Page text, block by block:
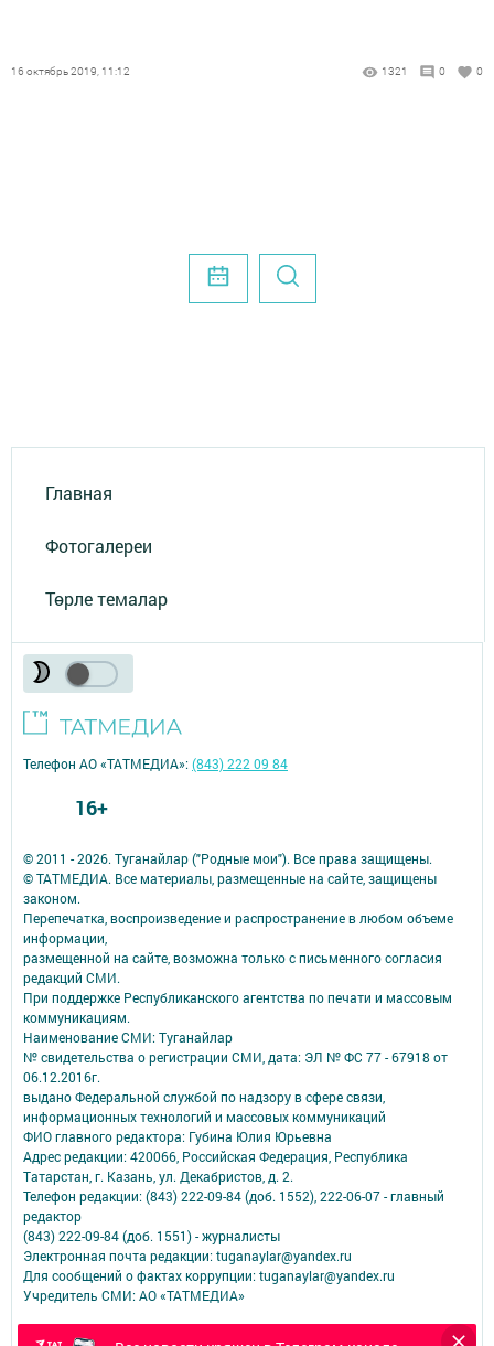
16 октябрь 2019, 11:12 1321 0 0
Главная
Фотогалереи
Төрле темалар
© 2011 - 2026. Туганайлар ("Родные мои"). Все права защищены.
© ТАТМЕДИА. Все материалы, размещенные на сайте, защищены
законом.
Перепечатка, воспроизведение и распространение в любом объеме
информации,
размещенной на сайте, возможна только с письменного согласия
редакций СМИ.
При поддержке Республиканского агентства по печати и массовым
коммуникациям.
Наименование СМИ: Туганайлар
№ свидетельства о регистрации СМИ, дата: ЭЛ № ФС 77 - 67918 от
06.12.2016г.
выдано Федеральной службой по надзору в сфере связи,
информационных технологий и массовых коммуникаций
ФИО главного редактора: Губина Юлия Юрьевна
Адрес редакции: 420066, Российская Федерация, Республика
Татарстан, г. Казань, ул. Декабристов, д. 2.
Телефон редакции: (843) 222-09-84 (доб. 1552), 222-06-07 - главный
редактор
(843) 222-09-84 (доб. 1551) - журналисты
Электронная почта редакции: tuganaylar@yandex.ru
Для сообщений о фактах коррупции: tuganaylar@yandex.ru
Учредитель СМИ: АО «ТАТМЕДИА»
Антикоррупционная политика
Телефон АО «ТАТМЕДИА»:(843) 222 09 84
16+